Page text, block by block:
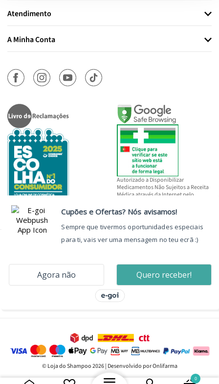
0
Atendimento
A Minha Conta
Autorizado a Disponibilizar
Medicamentos Não Sujeitos a Receita
Médica através da Internet pelo
© Loja do Shampoo 2026 | Desenvolvido por Onlifarma